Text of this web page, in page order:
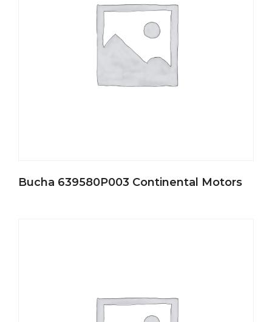
Bucha 639580P003 Continental Motors